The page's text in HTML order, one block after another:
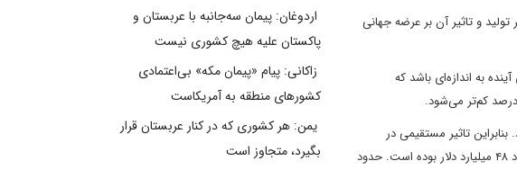
و تاثیر آن بر عرضه جهانی
به اندازه‌ای باشد که
تاثیر مستقیمی در
بودجه ندارد. اما، تاثیر مستقیم آن بر بازار ارز و سرعت چرخ تولید این بخش غیر قابل انکار است. میزان صادرات غیر نفتی در حدود ۴۸ میلیارد دلار بوده است. حدود
اردوغان: پیمان سه‌جانبه با عربستان و
پاکستان علیه هیچ کشوری نیست
زاکانی: پیام «پیمان مکه» بی‌اعتمادی
کشورهای منطقه به آمریکاست
یمن: هر کشوری که در کنار عربستان قرار
بگیرد، متجاوز است